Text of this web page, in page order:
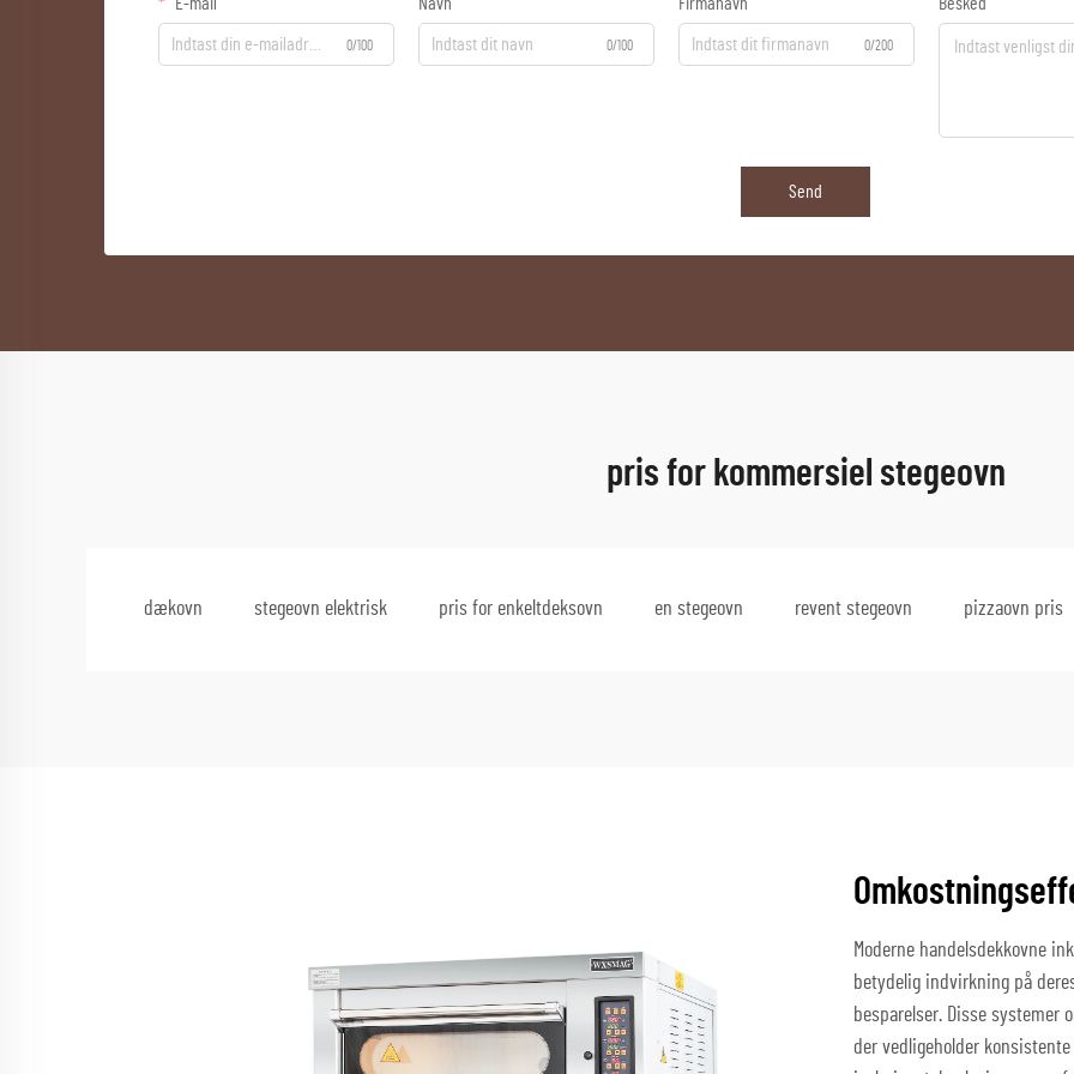
0/100 0/100 0/200
Send
pris for kommersiel stegeovn
dækovn stegeovn elektrisk pris for enkeltdeksovn en stegeovn revent stegeovn pizzaovn pris
Moderne handelsdekkovne
betydelig indvirkning på
besparelser. Disse
der vedligeholder